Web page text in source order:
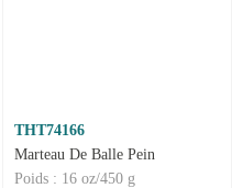
THT74166
Marteau De Balle Pein
Poids : 16 oz/450 g